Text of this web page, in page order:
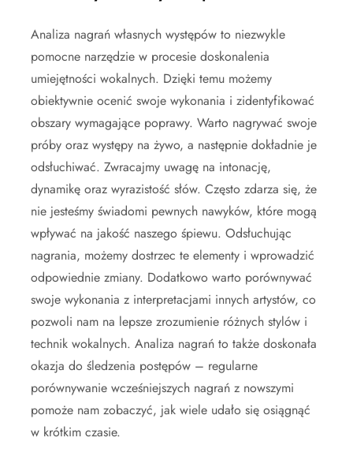
Analiza nagrań własnych występów to niezwykle
pomocne narzędzie w procesie doskonalenia
umiejętności wokalnych. Dzięki temu możemy
obiektywnie ocenić swoje wykonania i zidentyfikować
obszary wymagające poprawy. Warto nagrywać swoje
próby oraz występy na żywo, a następnie dokładnie je
odsłuchiwać. Zwracajmy uwagę na intonację,
dynamikę oraz wyrazistość słów. Często zdarza się, że
nie jesteśmy świadomi pewnych nawyków, które mogą
wpływać na jakość naszego śpiewu. Odsłuchując
nagrania, możemy dostrzec te elementy i wprowadzić
odpowiednie zmiany. Dodatkowo warto porównywać
swoje wykonania z interpretacjami innych artystów, co
pozwoli nam na lepsze zrozumienie różnych stylów i
technik wokalnych. Analiza nagrań to także doskonała
okazja do śledzenia postępów – regularne
porównywanie wcześniejszych nagrań z nowszymi
pomoże nam zobaczyć, jak wiele udało się osiągnąć
w krótkim czasie.